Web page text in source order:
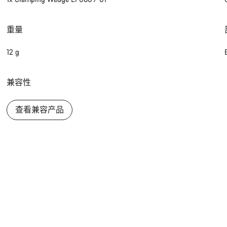
重量
12 g
兼容性
查看兼容产品